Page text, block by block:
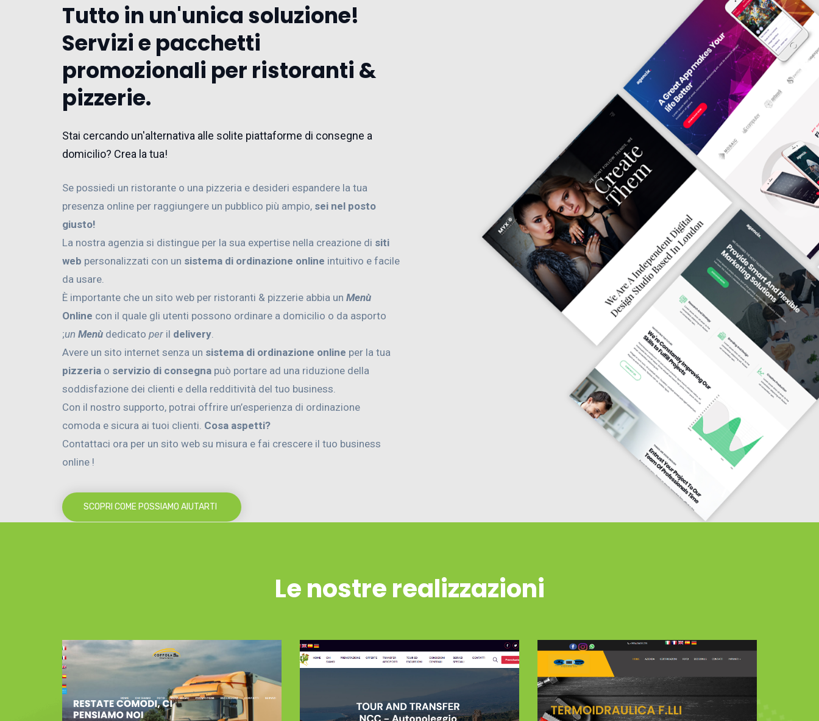
Tutto in un'unica soluzione!
Servizi e pacchetti
promozionali per ristoranti &
pizzerie.
Stai cercando un'alternativa alle solite piattaforme di consegne a
domicilio? Crea la tua!
Se possiedi un ristorante o una pizzeria e desideri espandere la tua
presenza online per raggiungere un pubblico più ampio, sei nel posto
giusto!
La nostra agenzia si distingue per la sua expertise nella creazione di siti
web personalizzati con un sistema di ordinazione online intuitivo e facile
da usare.
È importante che un sito web per ristoranti & pizzerie abbia un Menù
Online con il quale gli utenti possono ordinare a domicilio o da asporto
;un Menù dedicato per il delivery.
Avere un sito internet senza un sistema di ordinazione online per la tua
pizzeria o servizio di consegna può portare ad una riduzione della
soddisfazione dei clienti e della redditività del tuo business.
Con il nostro supporto, potrai offrire un’esperienza di ordinazione
comoda e sicura ai tuoi clienti. Cosa aspetti?
Contattaci ora per un sito web su misura e fai crescere il tuo business
online !
SCOPRI COME POSSIAMO AIUTARTI
Le nostre realizzazioni